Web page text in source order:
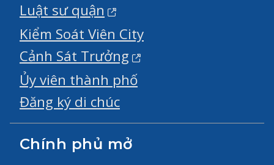
Luật sư quận
Kiểm Soát Viên City
Cảnh Sát Trưởng
Ủy viên thành phố
Đăng ký di chúc
Chính phủ mở